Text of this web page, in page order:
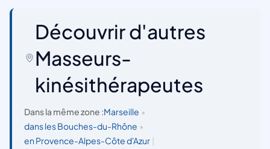
Découvrir d'autres
Masseurs-
kinésithérapeutes
Dans la même zone :Marseille •
dans les Bouches-du-Rhône •
en Provence-Alpes-Côte d'Azur